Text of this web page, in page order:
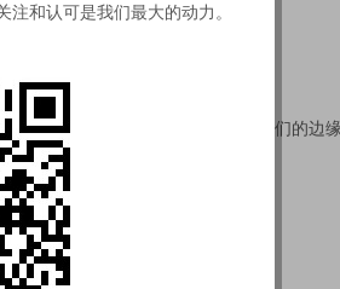
，而不是将它们转发到内部集群
以使我们的ELB使用多样化，并使我们的边
和认可是我们最大的动力。